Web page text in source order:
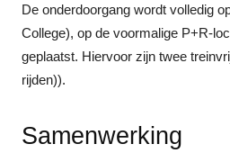
De onderdoorgang wordt volledig
College), op de voormalige
geplaatst. Hiervoor zijn twee
rijden)).
Samenwerking